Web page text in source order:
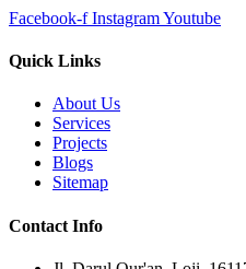
Facebook-f InstagramYoutube
Quick Links
About Us
Services
Projects
Blogs
Sitemap
Contact Info